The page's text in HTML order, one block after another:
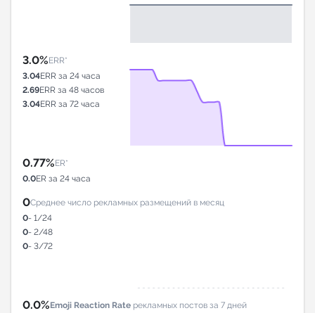
3.0%ERR*
3.04ERR за 24 часа
2.69ERR за 48 часов
3.04ERR за 72 часа
0.77%ER*
0.0ER за 24 часа
0Среднее число рекламных размещений в месяц
0- 1/24
0- 2/48
0- 3/72
0.0%Emoji Reaction Rate рекламных постов за 7 дней